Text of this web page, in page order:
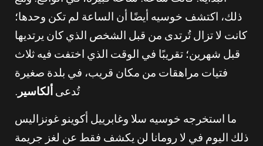
ذلك، اكتشف خوسيه أيضًا أن الساعة لم تكن وحدها؛
كانت لا تزال تُرتدى من قبل الشخص الذي كان يرتديها
قبل شهرين؛ تقريبًا في الوقت الذي اختفت فيه ثلاث
فتيات مراهقات من مكان قريب، في بلدة صغيرة
تُدعى ألكاسير.
ما استخرجه خوسيه سلا وغابرييل أكوينو غونزاليس
ذلك اليوم في لا رومانا لن يكشف فقط عن لغز جريمة